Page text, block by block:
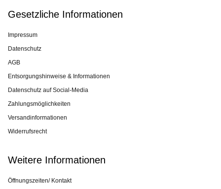
Gesetzliche Informationen
Impressum
Datenschutz
AGB
Entsorgungshinweise & Informationen
Datenschutz auf Social-Media
Zahlungsmöglichkeiten
Versandinformationen
Widerrufsrecht
Weitere Informationen
Öffnungszeiten/ Kontakt